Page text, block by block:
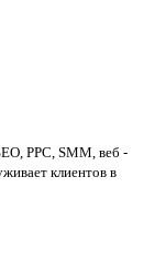
PPC, SMM, веб -
клиентов в